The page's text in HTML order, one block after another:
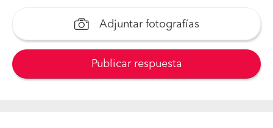
Adjuntar fotografías
Publicar respuesta